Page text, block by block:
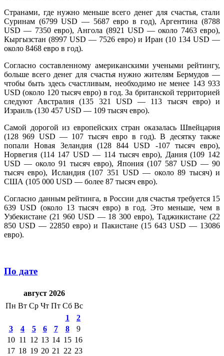
Странами, где нужно меньше всего денег для счастья, стали
Суринам (6799 USD — 5687 евро в год), Аргентина (8788
USD — 7350 евро), Ангола (8921 USD — около 7463 евро),
Кыргызстан (8997 USD — 7526 евро) и Иран (10 134 USD —
около 8468 евро в год).
Согласно составленному американскими учеными рейтингу,
больше всего денег для счастья нужно жителям Бермудов —
чтобы быть здесь счастливым, необходимо не менее 143 933
USD (около 120 тысяч евро) в год. За британской территорией
следуют Австралия (135 321 USD — 113 тысяч евро) и
Израиль (130 457 USD — 109 тысяч евро).
Самой дорогой из европейских стран оказалась Швейцария
(128 969 USD — 107 тысяч евро в год). В десятку также
попали Новая Зеландия (128 844 USD -107 тысяч евро),
Норвегия (114 147 USD — 114 тысяч евро), Дания (109 142
USD — около 91 тысяч евро), Япония (107 587 USD — 90
тысяч евро), Исландия (107 351 USD — около 89 тысяч) и
США (105 000 USD — более 87 тысяч евро).
Согласно данным рейтинга, в России для счастья требуется 15
639 USD (около 13 тысяч евро) в год. Это меньше, чем в
Узбекистане (21 960 USD — 18 300 евро), Таджикистане (22
850 USD — 22850 евро) и Пакистане (15 643 USD — 13086
евро).
По дате
август 2026
Пн Вт Ср Чт Пт Сб Вс
1
2
3
4 5 6 7 8
9
10 11 12 13 14 15 16
17 18 19 20 21 22 23